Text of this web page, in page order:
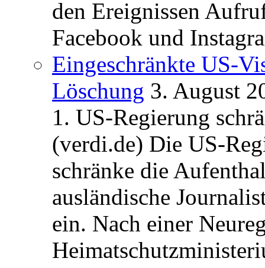
den Ereignissen
Facebook und
Eingeschränkte US-
Löschung 3. August
1. US-Regierung
(verdi.de) Die US-
schränke die
ausländische
ein. Nach einer